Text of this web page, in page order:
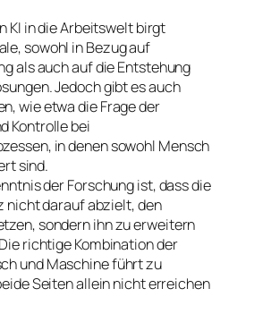
KI in die Arbeitswelt birgt
sowohl in Bezug auf
als auch auf die Entstehung
Jedoch gibt es auch
wie etwa die Frage der
Kontrolle bei
in denen sowohl Mensch
sind.
der Forschung ist, dass die
nicht darauf abzielt, den
sondern ihn zu erweitern
richtige Kombination der
und Maschine führt zu
Seiten allein nicht erreichen